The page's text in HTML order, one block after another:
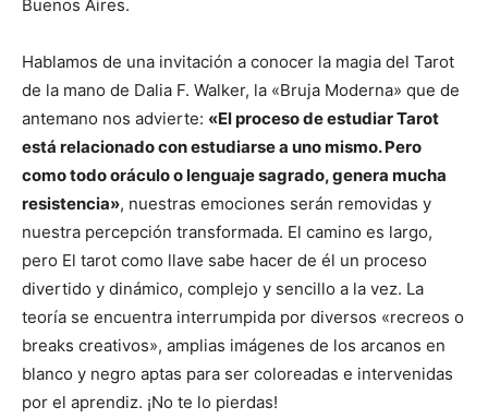
Buenos Aires.
Hablamos de una invitación a conocer la magia del Tarot
de la mano de Dalia F. Walker, la «Bruja Moderna» que de
antemano nos advierte: «El proceso de estudiar Tarot
está relacionado con estudiarse a uno mismo. Pero
como todo oráculo o lenguaje sagrado, genera mucha
resistencia», nuestras emociones serán removidas y
nuestra percepción transformada. El camino es largo,
pero El tarot como llave sabe hacer de él un proceso
divertido y dinámico, complejo y sencillo a la vez. La
teoría se encuentra interrumpida por diversos «recreos o
breaks creativos», amplias imágenes de los arcanos en
blanco y negro aptas para ser coloreadas e intervenidas
por el aprendiz. ¡No te lo pierdas!